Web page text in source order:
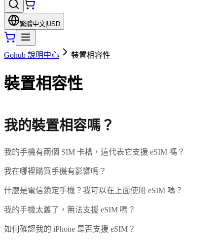
繁體中文 USD
Gohub 說明中心 裝置相容性
裝置相容性
我的裝置相容嗎？
我的手機有兩個 SIM 卡槽，這代表它支援 eSIM 嗎？
我在哪裡購買手機有影響嗎？
什麼是電信鎖定手機？我可以在上面使用 eSIM 嗎？
我的手機太舊了，無法支援 eSIM 嗎？
如何確認我的 iPhone 是否支援 eSIM？